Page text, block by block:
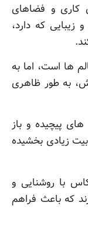
کاری و فضاهای
که دارد،
ها است، اما به
به طور ظاهری
پیچیده و باز
زیادی بخشیده
با روشنایی و
که باعث فراهم